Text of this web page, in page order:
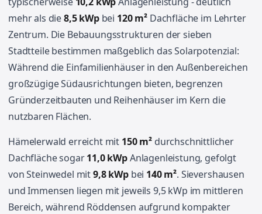
mehr als die8,5 kWpbei 120 m² Dachfläche im Lehrter
Zentrum. Die Bebauungsstrukturen der sieben
Stadtteile bestimmen maßgeblich das Solarpotenzial:
Während die Einfamilienhäuser in den Außenbereichen
großzügige Südausrichtungen bieten, begrenzen
Gründerzeitbauten und Reihenhäuser im Kern die
nutzbaren Flächen.
Hämelerwald erreicht mit 150 m² durchschnittlicher
Dachfläche sogar11,0 kWpAnlagenleistung, gefolgt
von Steinwedel mit9,8 kWpbei 140 m². Sievershausen
und Immensen liegen mit jeweils 9,5 kWp im mittleren
Bereich, während Röddensen aufgrund kompakter